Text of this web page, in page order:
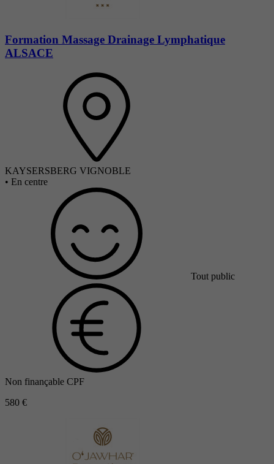
Formation Massage Drainage Lymphatique
ALSACE
KAYSERSBERG VIGNOBLE
• En centre
Tout public
Non finançable CPF
580 €